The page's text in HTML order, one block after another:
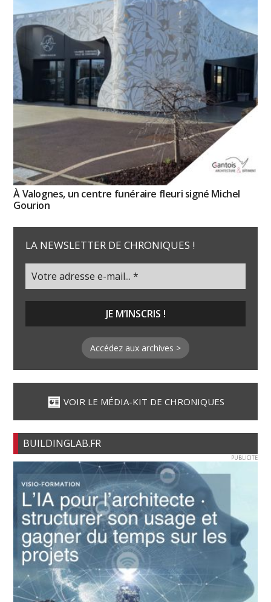
À Valognes, un centre funéraire fleuri signé Michel
Gourion
LA NEWSLETTER DE CHRONIQUES !
Accédez aux archives >
VOIR LE MÉDIA-KIT DE CHRONIQUES
BUILDINGLAB.FR
PUBLICITE